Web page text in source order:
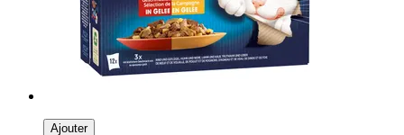
Ajouter